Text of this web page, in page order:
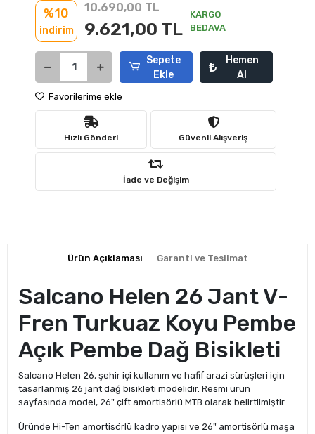
%10
indirim
10.690,00 TL
9.621,00 TL
KARGO
BEDAVA
Sepete
Ekle
Hemen
Al
Favorilerime ekle
Hızlı Gönderi Güvenli Alışveriş
İade ve Değişim
Ürün Açıklaması Garanti ve Teslimat
Salcano Helen 26 Jant V-
Fren Turkuaz Koyu Pembe
Açık Pembe Dağ Bisikleti
Salcano Helen 26, şehir içi kullanım ve hafif arazi sürüşleri için
tasarlanmış 26 jant dağ bisikleti modelidir. Resmi ürün
sayfasında model, 26" çift amortisörlü MTB olarak belirtilmiştir.
Üründe Hi-Ten amortisörlü kadro yapısı ve 26" amortisörlü maşa